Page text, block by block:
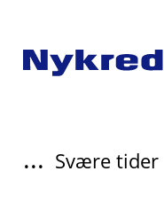
... Svære tider